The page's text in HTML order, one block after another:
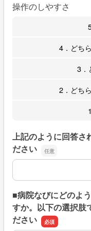
操作のしやすさ
4．どち
3．
2．どち
上記のように回答さ
ださい
上記のように回答さ
■病院なびにどのよ
すか。以下の選択肢
ださい